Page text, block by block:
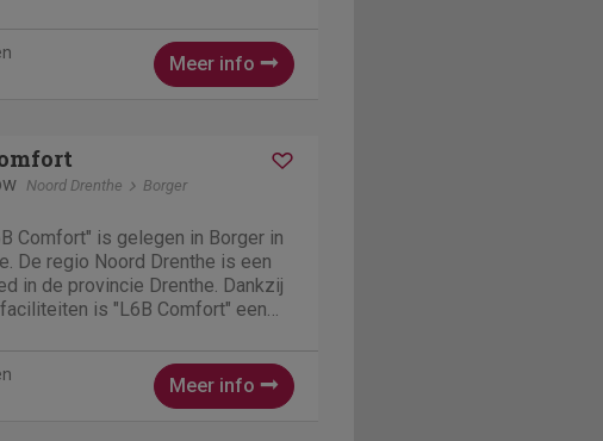
heeft 2 slaapkamers en...
Meer info
Noord Drenthe Borger
Comfort" is gelegen in Borger in
De regio Noord Drenthe is een
in de provincie Drenthe. Dankzij
is "L6B Comfort" een
Meer info